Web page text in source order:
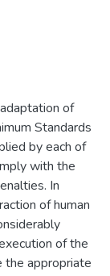
of
Standards
by each of
with the
In
of human
of the
the appropriate